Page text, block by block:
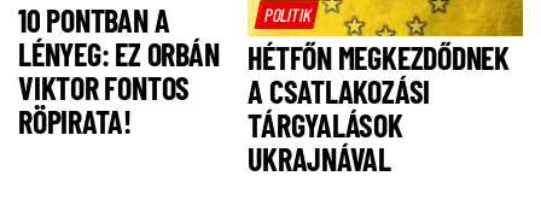
10 PONTBAN A
LÉNYEG: EZ ORBÁN
VIKTOR FONTOS
RÖPIRATA!
POLITIK
HÉTFŐN MEGKEZDŐDNEK
A CSATLAKOZÁSI
TÁRGYALÁSOK
UKRAJNÁVAL